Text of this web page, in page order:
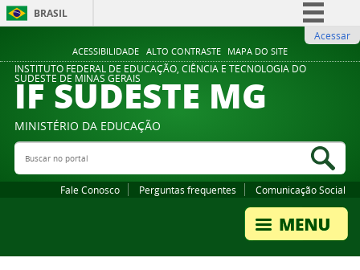
ACESSIBILIDADE ALTO CONTRASTE MAPA DO SITE
BRASIL
Comunica BR
Participe
Legislação
Acessar
INSTITUTO FEDERAL DE EDUCAÇÃO, CIÊNCIA E TECNOLOGIA DO
SUDESTE DE MINAS GERAIS
IF SUDESTE MG
MINISTÉRIO DA EDUCAÇÃO
Buscar no portal
Fale Conosco Perguntas frequentes Comunicação Social